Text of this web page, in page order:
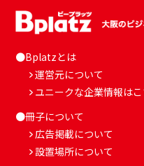
●Bplatzとは
運営元について
ユニークな企業情報は
●冊子について
広告掲載について
設置場所について